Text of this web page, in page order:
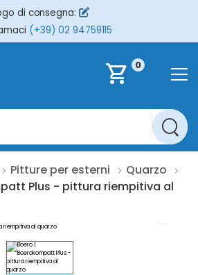
di consegna:
(+39) 02 94759115
shopping_cart 0
Pitture per esterni
Quarzo
Plus - pittura riempitiva al